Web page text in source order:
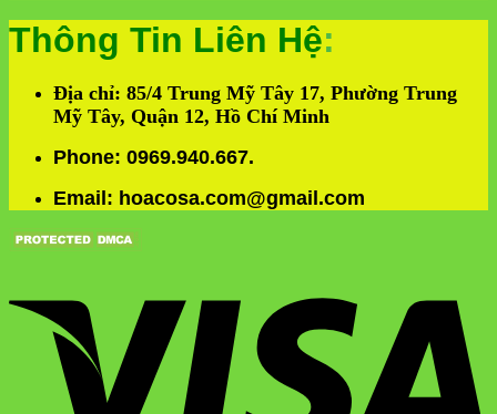
Thông Tin Liên Hệ:
Địa chỉ: 85/4 Trung Mỹ Tây 17, Phường Trung
Mỹ Tây, Quận 12, Hồ Chí Minh
Phone: 0969.940.667.
Email: hoacosa.com@gmail.com